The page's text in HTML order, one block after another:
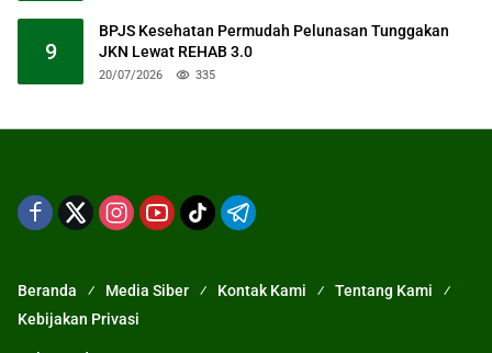
9
BPJS Kesehatan Permudah Pelunasan Tunggakan
JKN Lewat REHAB 3.0
20/07/2026 335
Beranda Media Siber Kontak Kami
Tentang Kami
Kebijakan Privasi